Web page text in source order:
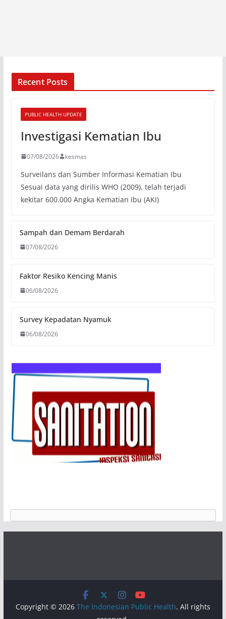
Recent Posts
PUBLIC HEALTH UPDATE
Investigasi Kematian Ibu
07/08/2026 kesmas
Surveilans dan Sumber Informasi Kematian Ibu
Sesuai data yang dirilis WHO (2009), telah terjadi
kekitar 600.000 Angka Kematian Ibu (AKI)
Sampah dan Demam Berdarah
07/08/2026
Faktor Resiko Kencing Manis
06/08/2026
Survey Kepadatan Nyamuk
06/08/2026
Copyright © 2026 The Indonesian Public Health. All rights